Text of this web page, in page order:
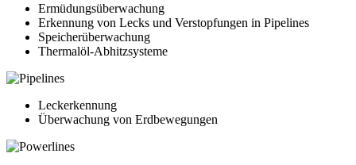
Ermüdungsüberwachung
Erkennung von Lecks und Verstopfungen in Pipelines
Speicherüberwachung
Thermalöl-Abhitzsysteme
Leckerkennung
Überwachung von Erdbewegungen